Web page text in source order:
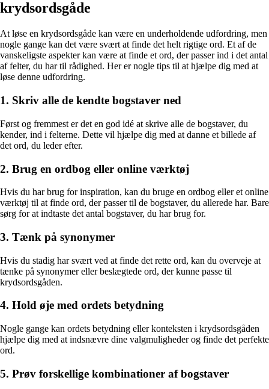
krydsordsgåde
At løse en krydsordsgåde kan være en underholdende udfordring, men
nogle gange kan det være svært at finde det helt rigtige ord. Et af de
vanskeligste aspekter kan være at finde et ord, der passer ind i det antal
af felter, du har til rådighed. Her er nogle tips til at hjælpe dig med at
løse denne udfordring.
1. Skriv alle de kendte bogstaver ned
Først og fremmest er det en god idé at skrive alle de bogstaver, du
kender, ind i felterne. Dette vil hjælpe dig med at danne et billede af
det ord, du leder efter.
2. Brug en ordbog eller online værktøj
Hvis du har brug for inspiration, kan du bruge en ordbog eller et online
værktøj til at finde ord, der passer til de bogstaver, du allerede har. Bare
sørg for at indtaste det antal bogstaver, du har brug for.
3. Tænk på synonymer
Hvis du stadig har svært ved at finde det rette ord, kan du overveje at
tænke på synonymer eller beslægtede ord, der kunne passe til
krydsordsgåden.
4. Hold øje med ordets betydning
Nogle gange kan ordets betydning eller konteksten i krydsordsgåden
hjælpe dig med at indsnævre dine valgmuligheder og finde det perfekte
ord.
5. Prøv forskellige kombinationer af bogstaver